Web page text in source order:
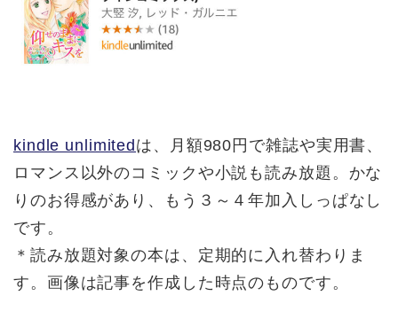
kindle unlimited は、月額980円で雑誌や実用書、
ロマンス以外のコミックや小説も読み放題。かな
りのお得感があり、もう３～４年加入しっぱなし
です。
＊読み放題対象の本は、定期的に入れ替わりま
す。画像は記事を作成した時点のものです。